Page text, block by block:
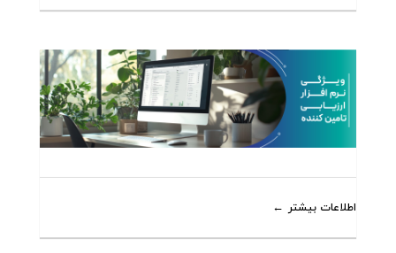
اطلاعات بیشتر